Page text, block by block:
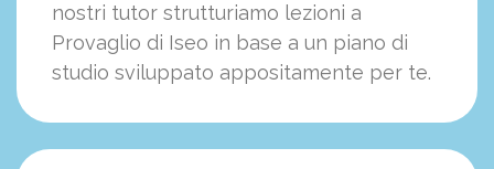
nostri tutor strutturiamo lezioni a
Provaglio di Iseo in base a un piano di
studio sviluppato appositamente per te.